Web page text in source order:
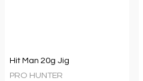
Hit Man 20g Jig
PRO HUNTER